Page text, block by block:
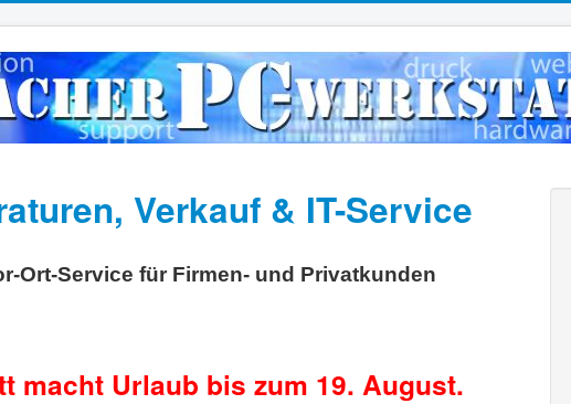
Verkauf & IT-Service
Ort-Service für Firmen- und Privatkunden
macht Urlaub bis zum 19. August.